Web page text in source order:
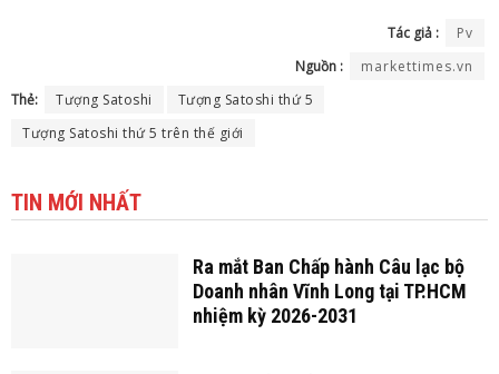
Tác giả :
Pv
Nguồn :
markettimes.vn
Thẻ:
Tượng Satoshi
Tượng Satoshi thứ 5
Tượng Satoshi thứ 5 trên thế giới
TIN MỚI NHẤT
Ra mắt Ban Chấp hành Câu lạc bộ
Doanh nhân Vĩnh Long tại TP.HCM
nhiệm kỳ 2026-2031